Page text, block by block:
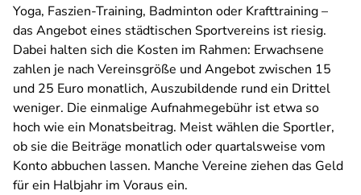
Yoga, Faszien-Training, Badminton oder Krafttraining –
das Angebot eines städtischen Sportvereins ist riesig.
Dabei halten sich die Kosten im Rahmen: Erwachsene
zahlen je nach Vereinsgröße und Angebot zwischen 15
und 25 Euro monatlich, Auszubildende rund ein Drittel
weniger. Die einmalige Aufnahmegebühr ist etwa so
hoch wie ein Monatsbeitrag. Meist wählen die Sportler,
ob sie die Beiträge monatlich oder quartalsweise vom
Konto abbuchen lassen. Manche Vereine ziehen das Geld
für ein Halbjahr im Voraus ein.